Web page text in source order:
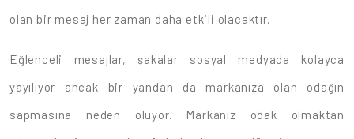
olan bir mesaj her zaman daha etkili olacaktır.
Eğlenceli mesajlar, şakalar sosyal medyada kolayca
yayılıyor ancak bir yandan da markanıza olan odağın
sapmasına neden oluyor. Markanız odak olmaktan